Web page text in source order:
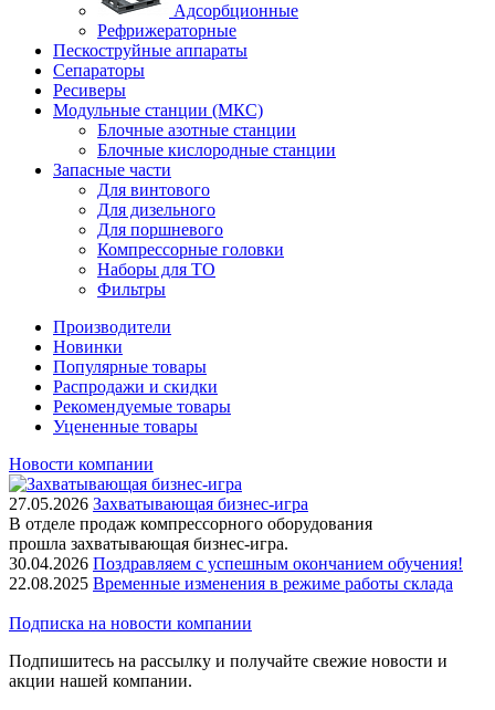
Адсорбционные
Рефрижераторные
Пескоструйные аппараты
Сепараторы
Ресиверы
Модульные станции (МКС)
Блочные азотные станции
Блочные кислородные станции
Запасные части
Для винтового
Для дизельного
Для поршневого
Компрессорные головки
Наборы для ТО
Фильтры
Производители
Новинки
Популярные товары
Распродажи и скидки
Рекомендуемые товары
Уцененные товары
Новости компании
27.05.2026 Захватывающая бизнес-игра
В отделе продаж компрессорного оборудования
прошла захватывающая бизнес-игра.
30.04.2026 Поздравляем с успешным окончанием обучения!
22.08.2025 Временные изменения в режиме работы склада
Подписка на новости компании
Подпишитесь на рассылку и получайте свежие новости и
акции нашей компании.